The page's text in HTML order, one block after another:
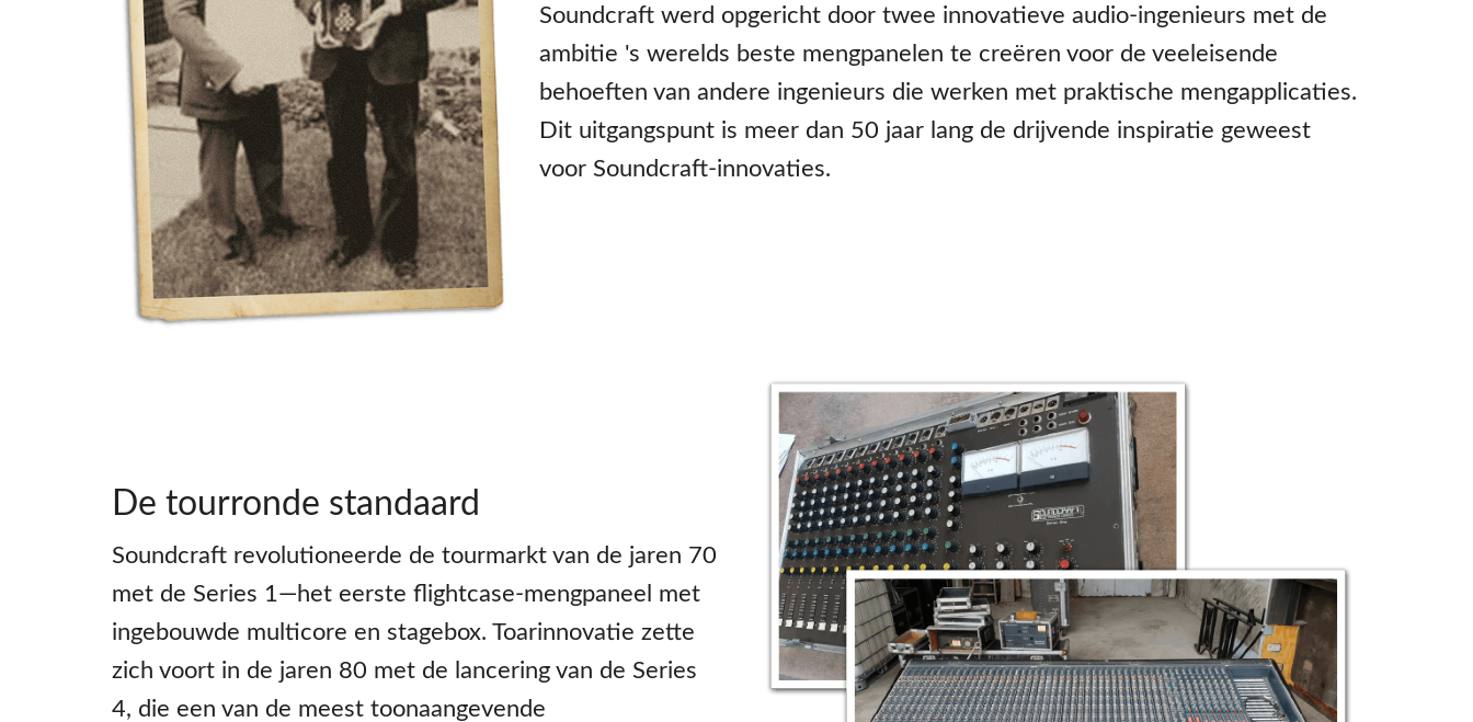
Soundcraft werd opgericht door twee innovatieve audio-ingenieurs met de
ambitie 's werelds beste mengpanelen te creëren voor de veeleisende
behoeften van andere ingenieurs die werken met praktische mengapplicaties.
Dit uitgangspunt is meer dan 50 jaar lang de drijvende inspiratie geweest
voor Soundcraft-innovaties.
De tourronde standaard
Soundcraft revolutioneerde de tourmarkt van de jaren 70
met de Series 1—het eerste flightcase-mengpaneel met
ingebouwde multicore en stagebox. Toarinnovatie zette
zich voort in de jaren 80 met de lancering van de Series
4, die een van de meest toonaangevende